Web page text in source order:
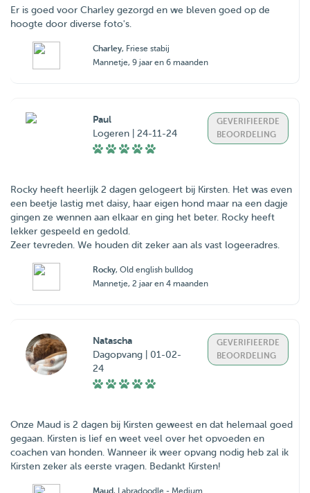
Er is goed voor Charley gezorgd en we bleven goed op de
hoogte door diverse foto's.
Charley, Friese stabij
Mannetje, 9 jaar en 6 maanden
Paul
Logeren | 24-11-24
GEVERIFIEERDE
BEOORDELING
Rocky heeft heerlijk 2 dagen gelogeert bij Kirsten. Het was even
een beetje lastig met daisy, haar eigen hond maar na een dagje
gingen ze wennen aan elkaar en ging het beter. Rocky heeft
lekker gespeeld en gedold.
Zeer tevreden. We houden dit zeker aan als vast logeeradres.
Rocky, Old english bulldog
Mannetje, 2 jaar en 4 maanden
Natascha
Dagopvang | 01-02-
24
GEVERIFIEERDE
BEOORDELING
Onze Maud is 2 dagen bij Kirsten geweest en dat helemaal goed
gegaan. Kirsten is lief en weet veel over het opvoeden en
coachen van honden. Wanneer ik weer opvang nodig heb zal ik
Kirsten zeker als eerste vragen. Bedankt Kirsten!
Maud , Labradoodle - Medium